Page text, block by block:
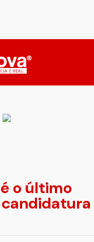
o último